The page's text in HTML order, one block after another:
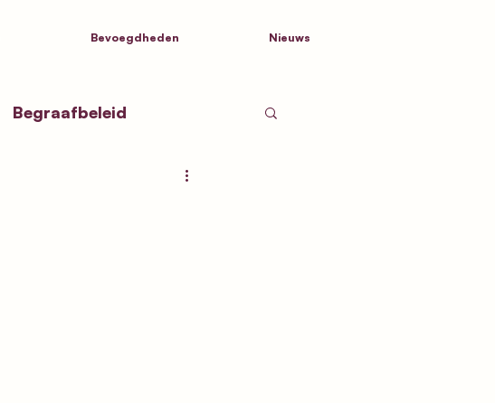
Bevoegdheden Nieuws
Begraafbeleid